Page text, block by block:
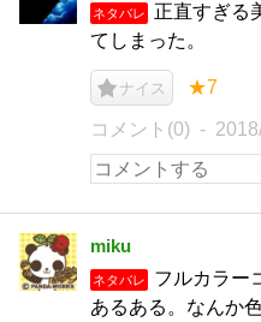
ネタバレ
正直すぎる
てしまった。
ナイス ★7
コメント(0)
miku
ネタバレ
フルカラー
あるある。なんか